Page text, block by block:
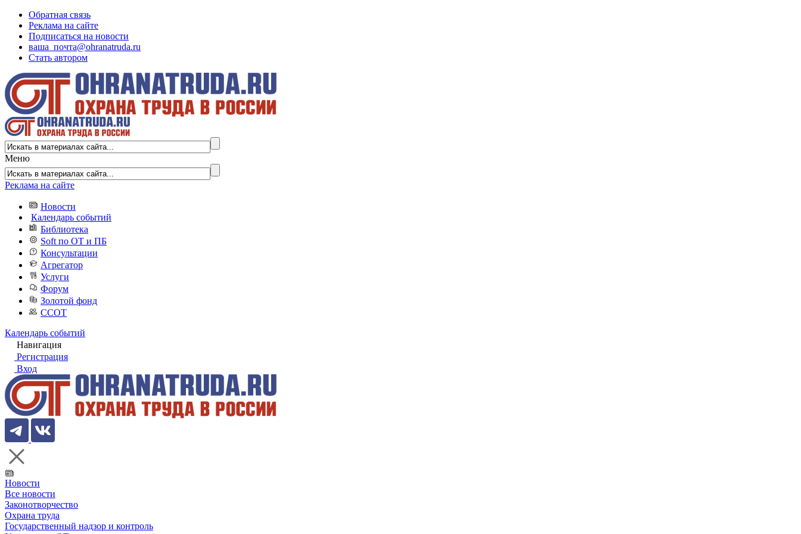
Обратная связь
Реклама на сайте
Подписаться на новости
ваша_почта@ohranatruda.ru
Стать автором
Меню
Реклама на сайте
Новости
Календарь событий
Библиотека
Soft по ОТ и ПБ
Консультации
Агрегатор
Услуги
Форум
Золотой фонд
ССОТ
Календарь событий
Навигация
Регистрация
Вход
Новости
Все новости
Законотворчество
Охрана труда
Государственный надзор и контроль